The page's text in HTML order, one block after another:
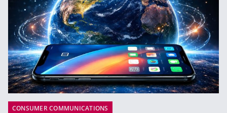
CONSUMER COMMUNICATIONS